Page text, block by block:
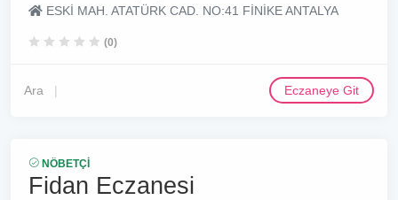
ESKİ MAH. ATATÜRK CAD. NO:41 FİNİKE ANTALYA
(0)
Ara Eczaneye Git
NÖBETÇI
Fidan Eczanesi